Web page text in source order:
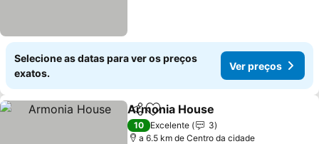
Selecione as datas para ver os preços
exatos.
Ver preços
PartilharAdicionar aos favoritos
Armonia House
10 Excelente
3
a 6.5 km de Centro da cidade